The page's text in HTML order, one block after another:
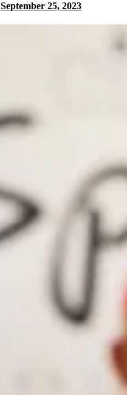
September 25, 2023